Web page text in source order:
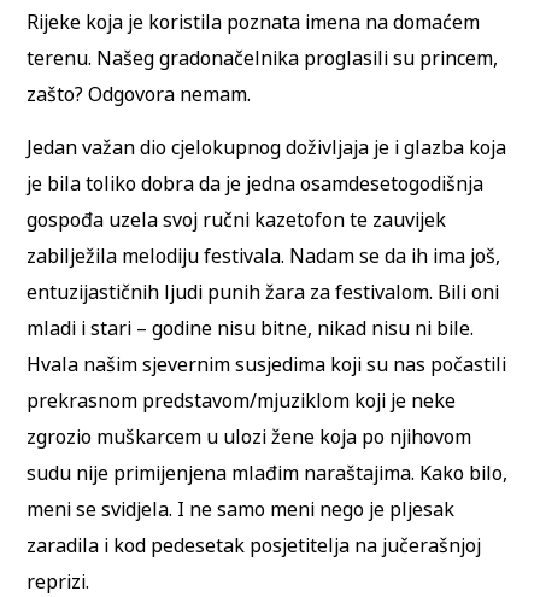
Rijeke koja je koristila poznata imena na domaćem
terenu. Našeg gradonačelnika proglasili su princem,
zašto? Odgovora nemam.
Jedan važan dio cjelokupnog doživljaja je i glazba koja
je bila toliko dobra da je jedna osamdesetogodišnja
gospođa uzela svoj ručni kazetofon te zauvijek
zabilježila melodiju festivala. Nadam se da ih ima još,
entuzijastičnih ljudi punih žara za festivalom. Bili oni
mladi i stari – godine nisu bitne, nikad nisu ni bile.
Hvala našim sjevernim susjedima koji su nas počastili
prekrasnom predstavom/mjuziklom koji je neke
zgrozio muškarcem u ulozi žene koja po njihovom
sudu nije primijenjena mlađim naraštajima. Kako bilo,
meni se svidjela. I ne samo meni nego je pljesak
zaradila i kod pedesetak posjetitelja na jučerašnjoj
reprizi.